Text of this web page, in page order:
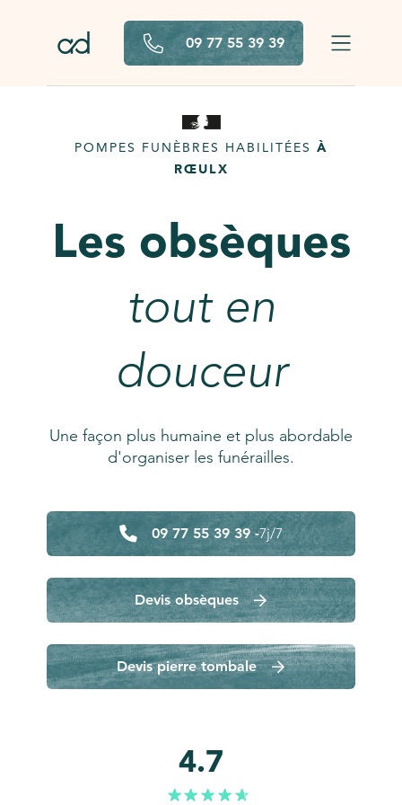
09 77 55 39 39
POMPES FUNÈBRES HABILITÉES À
RŒULX
Les obsèques
tout en
douceur
Une façon plus humaine et plus abordable
d'organiser les funérailles.
09 77 55 39 39 -7j/7
Devis obsèques
Devis pierre tombale
4.7